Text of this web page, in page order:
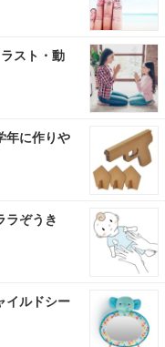
スト・動
年に作りや
ラぞうき
イルドシー